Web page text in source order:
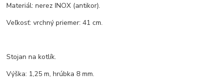
Materiál: nerez INOX (antikor).
Veľkosť: vrchný priemer: 41 cm.
Stojan na kotlík.
Výška: 1,25 m, hrúbka 8 mm.